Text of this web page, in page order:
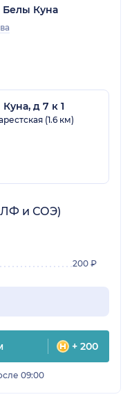
Белы Куна
д 7 к 1
(1.6 км)
ЛФ и СОЭ)
200 ₽
+ 200
09:00